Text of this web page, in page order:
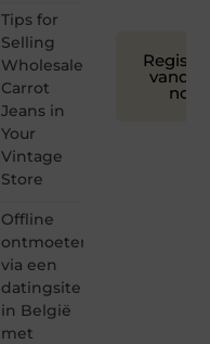
Tips for
Selling
Wholesale
Carrot
Jeans in
Your
Vintage
Store
Offline
ontmoeten
via een
datingsite
in België
met
nog